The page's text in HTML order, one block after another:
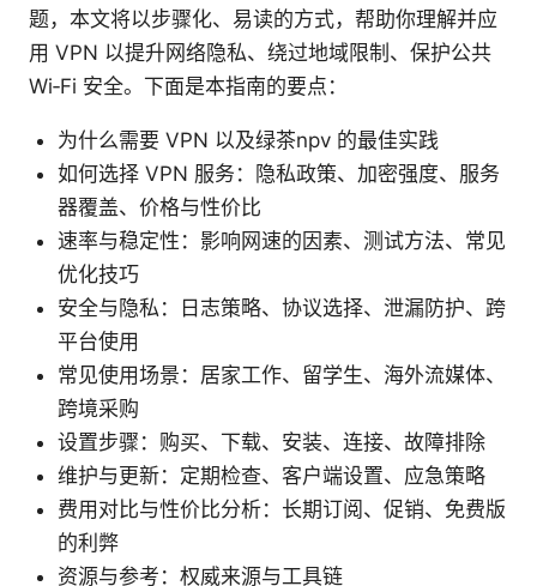
题，本文将以步骤化、易读的方式，帮助你理解并应
用 VPN 以提升网络隐私、绕过地域限制、保护公共
Wi‑Fi 安全。下面是本指南的要点：
为什么需要 VPN 以及绿茶npv 的最佳实践
如何选择 VPN 服务：隐私政策、加密强度、服务
器覆盖、价格与性价比
速率与稳定性：影响网速的因素、测试方法、常见
优化技巧
安全与隐私：日志策略、协议选择、泄漏防护、跨
平台使用
常见使用场景：居家工作、留学生、海外流媒体、
跨境采购
设置步骤：购买、下载、安装、连接、故障排除
维护与更新：定期检查、客户端设置、应急策略
费用对比与性价比分析：长期订阅、促销、免费版
的利弊
资源与参考：权威来源与工具链